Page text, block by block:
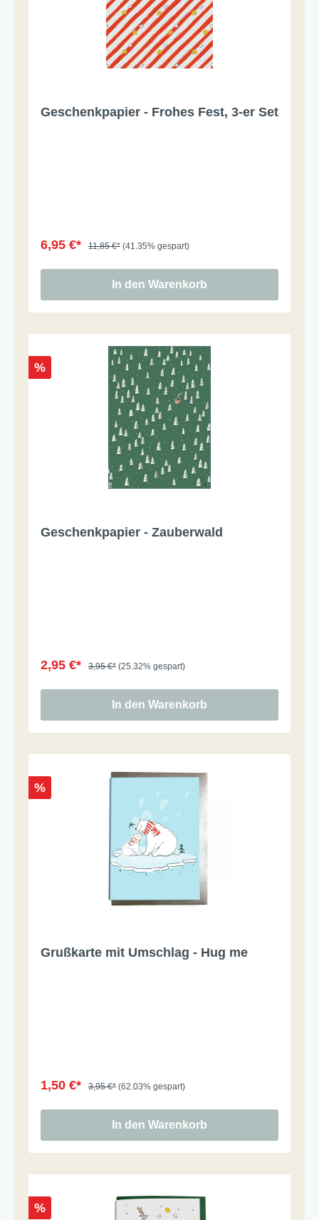
Geschenkpapier - Frohes Fest, 3-er Set
6,95 €* 11,85 €* (41.35% gespart)
In den Warenkorb
%
Geschenkpapier - Zauberwald
2,95 €* 3,95 €* (25.32% gespart)
In den Warenkorb
%
Grußkarte mit Umschlag - Hug me
1,50 €* 3,95 €* (62.03% gespart)
In den Warenkorb
%